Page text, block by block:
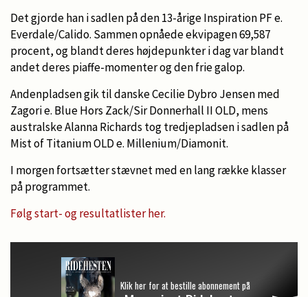
Det gjorde han i sadlen på den 13-årige Inspiration PF e.
Everdale/Calido. Sammen opnåede ekvipagen 69,587
procent, og blandt deres højdepunkter i dag var blandt
andet deres piaffe-momenter og den frie galop.
Andenpladsen gik til danske Cecilie Dybro Jensen med
Zagori e. Blue Hors Zack/Sir Donnerhall II OLD, mens
australske Alanna Richards tog tredjepladsen i sadlen på
Mist of Titanium OLD e. Millenium/Diamonit.
I morgen fortsætter stævnet med en lang række klasser
på programmet.
Følg start- og resultatlister her.
Klik her for at bestille abonnement på